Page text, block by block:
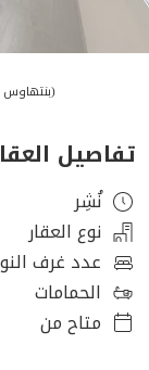
(بنتهاوس
تفاصيل
نُشِر
نوع العقار
عدد غرف
الحمامات
متاح من